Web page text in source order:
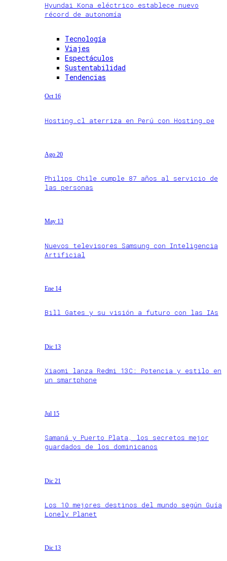
Hyundai Kona eléctrico establece nuevo
récord de autonomía
Tecnología
Viajes
Espectáculos
Sustentabilidad
Tendencias
Oct 16
Hosting.cl aterriza en Perú con Hosting.pe
Ago 20
Philips Chile cumple 87 años al servicio de
las personas
May 13
Nuevos televisores Samsung con Inteligencia
Artificial
Ene 14
Bill Gates y su visión a futuro con las IAs
Dic 13
Xiaomi lanza Redmi 13C: Potencia y estilo en
un smartphone
Jul 15
Samaná y Puerto Plata, los secretos mejor
guardados de los dominicanos
Dic 21
Los 10 mejores destinos del mundo según Guía
Lonely Planet
Dic 13